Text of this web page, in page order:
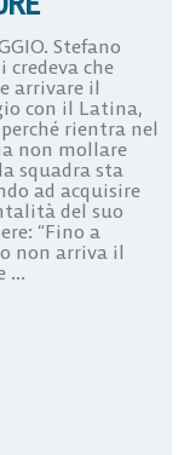
Stefano
credeva che
arrivare il
con il Latina,
rientra nel
non mollare
squadra sta
ad acquisire
del suo
“Fino a
non arriva il
...